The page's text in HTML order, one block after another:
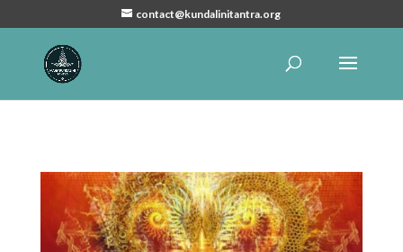
contact@kundalinitantra.org